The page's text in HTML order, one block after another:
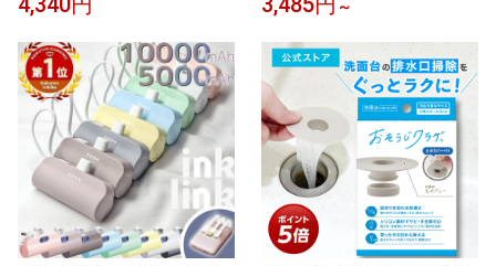
コ クッキー ドーナツ 洋菓子 お
わせ お取り寄せ スイーツ 誕生日
祝い お礼 パーティ ご自宅用
個入り 誕生日プレゼント スイー
お取り寄せ 北海道 内祝い お返し
クッキーサンド サブレ グラッセ
4個入り 送料込み
～